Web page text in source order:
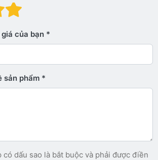
Đánh giá: 4 trên 5
giá: 3 trên 5 sao.
giá: 2 trên 5 sao.
1 trên 5 sao. Xấu
của bạn
sản phẩm
có dấu sao là bắt buộc và phải được điền